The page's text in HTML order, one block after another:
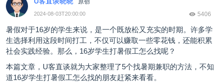
2024-08-03T20:00:00 5406
暑假对于16岁的学生来说，是一个既放松又充实的时期。许多学
生选择利用这段时间打工，不仅可以赚取一些零花钱，还能积累
社会实践经验。那么，16岁学生打暑假工怎么找呢？
本篇文章， U客直谈就为大家整理了5个找暑期兼职的方法，不知
道16岁学生打暑假工怎么找的朋友赶紧来看看。